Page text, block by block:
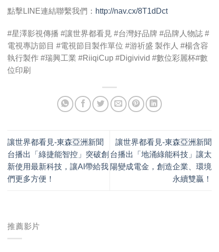
推薦影片
點擊LINE連結聯繫我們： http://nav.cx/8T1dDct
#星澤影視傳播 #讓世界都看見 #台灣好品牌 #品牌人物誌 #
電視專訪節目 #電視節目製作單位 #游祈盛 製作人 #楊含容
執行製作 #瑞興工業 #RiiqiCup #Digivivid #數位彩麗杯#數
位印刷
讓世界都看見-東森亞洲新聞
台播出「綠捷能智控」突破創
新使用最新科技，讓AI帶給我
們更多方便！
讓世界都看見-東森亞洲新聞
台播出「地涌綠能科技」讓太
陽變成電金，創造企業、環境
永續雙贏！